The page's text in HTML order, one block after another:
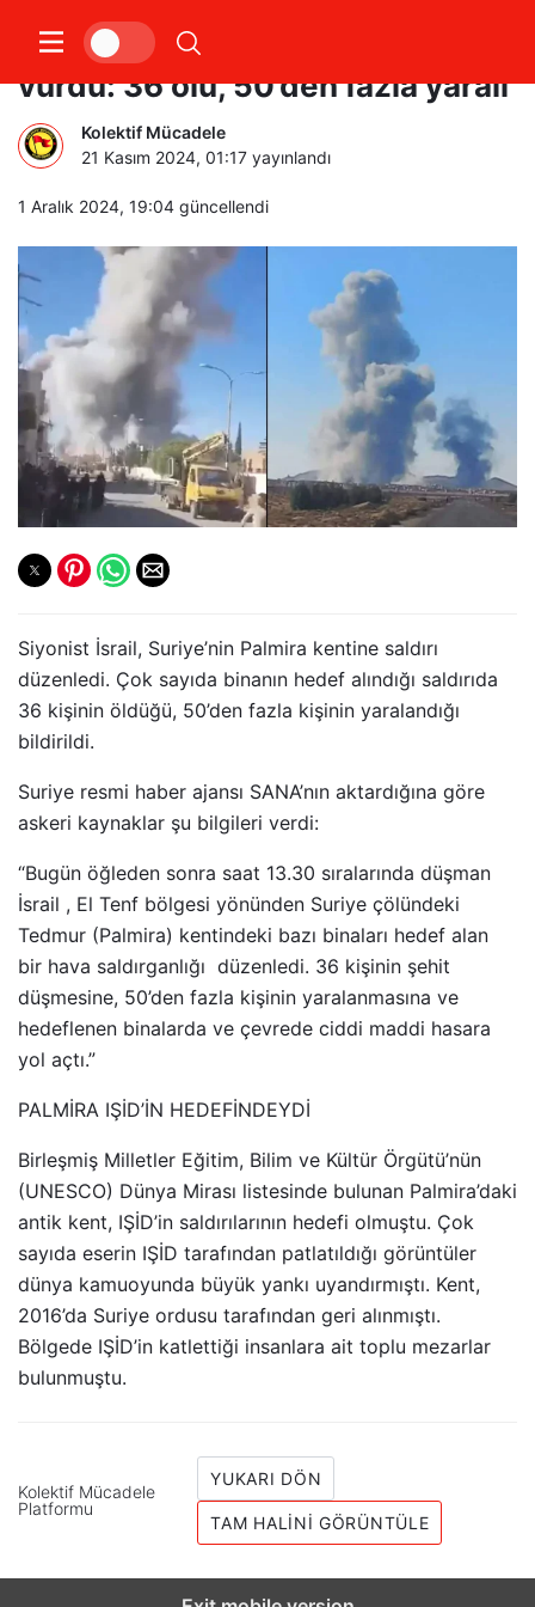
İsrail, Suriye’nin Palmira kentini
vurdu: 36 ölü, 50’den fazla yaralı
Kolektif Mücadele
21 Kasım 2024, 01:17 yayınlandı
1 Aralık 2024, 19:04 güncellendi
Siyonist İsrail, Suriye’nin Palmira kentine saldırı
düzenledi. Çok sayıda binanın hedef alındığı saldırıda
36 kişinin öldüğü, 50’den fazla kişinin yaralandığı
bildirildi.
Suriye resmi haber ajansı SANA’nın aktardığına göre
askeri kaynaklar şu bilgileri verdi:
“Bugün öğleden sonra saat 13.30 sıralarında düşman
İsrail , El Tenf bölgesi yönünden Suriye çölündeki
Tedmur (Palmira) kentindeki bazı binaları hedef alan
bir hava saldırganlığı düzenledi. 36 kişinin şehit
düşmesine, 50’den fazla kişinin yaralanmasına ve
hedeflenen binalarda ve çevrede ciddi maddi hasara
yol açtı.”
PALMİRA IŞİD’İN HEDEFİNDEYDİ
Birleşmiş Milletler Eğitim, Bilim ve Kültür Örgütü’nün
(UNESCO) Dünya Mirası listesinde bulunan Palmira’daki
antik kent, IŞİD’in saldırılarının hedefi olmuştu. Çok
sayıda eserin IŞİD tarafından patlatıldığı görüntüler
dünya kamuoyunda büyük yankı uyandırmıştı. Kent,
2016’da Suriye ordusu tarafından geri alınmıştı.
Bölgede IŞİD’in katlettiği insanlara ait toplu mezarlar
bulunmuştu.
Kolektif Mücadele
Platformu
YUKARI DÖN
TAM HALINI GÖRÜNTÜLE